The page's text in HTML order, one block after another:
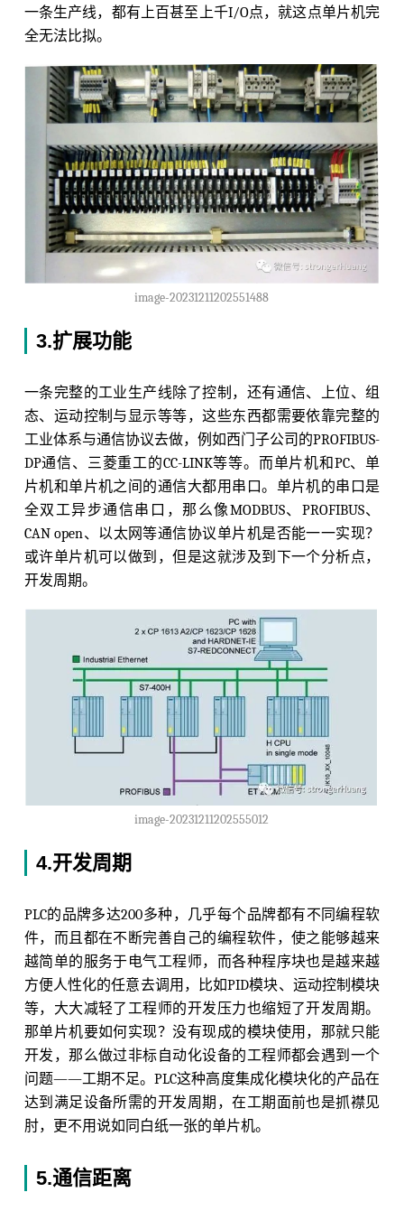
一条生产线，都有上百甚至上千I/O点，就这点单片机完
全无法比拟。
image-20231211202551488
3.扩展功能
一条完整的工业生产线除了控制，还有通信、上位、组
态、运动控制与显示等等，这些东西都需要依靠完整的
工业体系与通信协议去做，例如西门子公司的PROFIBUS-
DP通信、三菱重工的CC-LINK等等。而单片机和PC、单
片机和单片机之间的通信大都用串口。单片机的串口是
全双工异步通信串口，那么像MODBUS、PROFIBUS、
CAN open、以太网等通信协议单片机是否能一一实现？
或许单片机可以做到，但是这就涉及到下一个分析点，
开发周期。
image-20231211202555012
4.开发周期
PLC的品牌多达200多种，几乎每个品牌都有不同编程软
件，而且都在不断完善自己的编程软件，使之能够越来
越简单的服务于电气工程师，而各种程序块也是越来越
方便人性化的任意去调用，比如PID模块、运动控制模块
等，大大减轻了工程师的开发压力也缩短了开发周期。
那单片机要如何实现？没有现成的模块使用，那就只能
开发，那么做过非标自动化设备的工程师都会遇到一个
问题——工期不足。PLC这种高度集成化模块化的产品在
达到满足设备所需的开发周期，在工期面前也是抓襟见
肘，更不用说如同白纸一张的单片机。
5.通信距离